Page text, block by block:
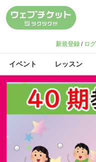
新規登録 / ロ
イベント レッスン